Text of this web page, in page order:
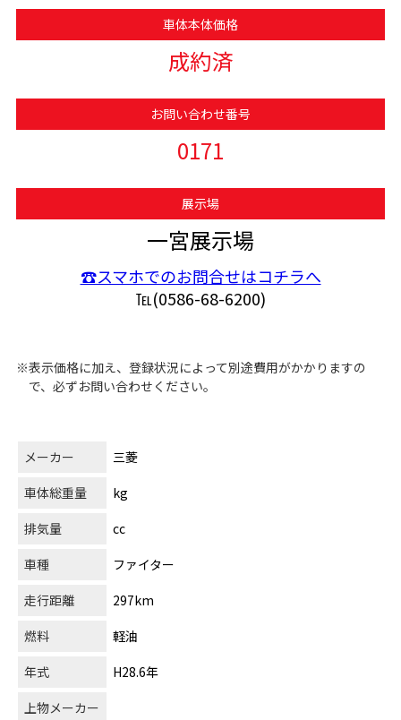
車体本体価格
成約済
お問い合わせ番号
0171
展示場
一宮展示場
☎スマホでのお問合せはコチラへ
℡(0586-68-6200)
※表示価格に加え、登録状況によって別途費用がかかりますの
で、必ずお問い合わせください。
メーカー
三菱
車体総重量
kg
排気量
cc
車種
ファイター
走行距離
297km
燃料
軽油
年式
H28.6年
上物メーカー